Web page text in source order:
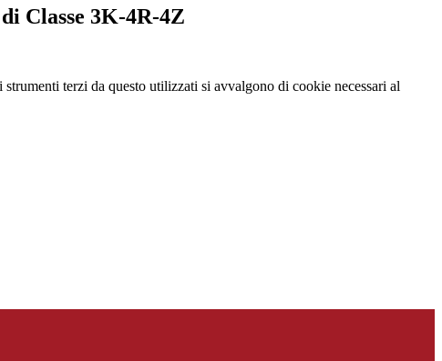
Classe 3K-4R-4Z
strumenti terzi da questo utilizzati si avvalgono di cookie necessari al